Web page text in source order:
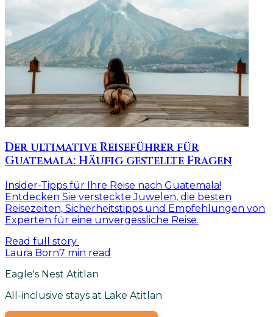
Der ultimative Reiseführer für
Guatemala: Häufig gestellte Fragen
Insider-Tipps für Ihre Reise nach Guatemala!
Entdecken Sie versteckte Juwelen, die besten
Reisezeiten, Sicherheitstipps und Empfehlungen von
Experten für eine unvergessliche Reise.
Read full story
Laura Born7 min read
Eagle's Nest Atitlan
All-inclusive stays at Lake Atitlan